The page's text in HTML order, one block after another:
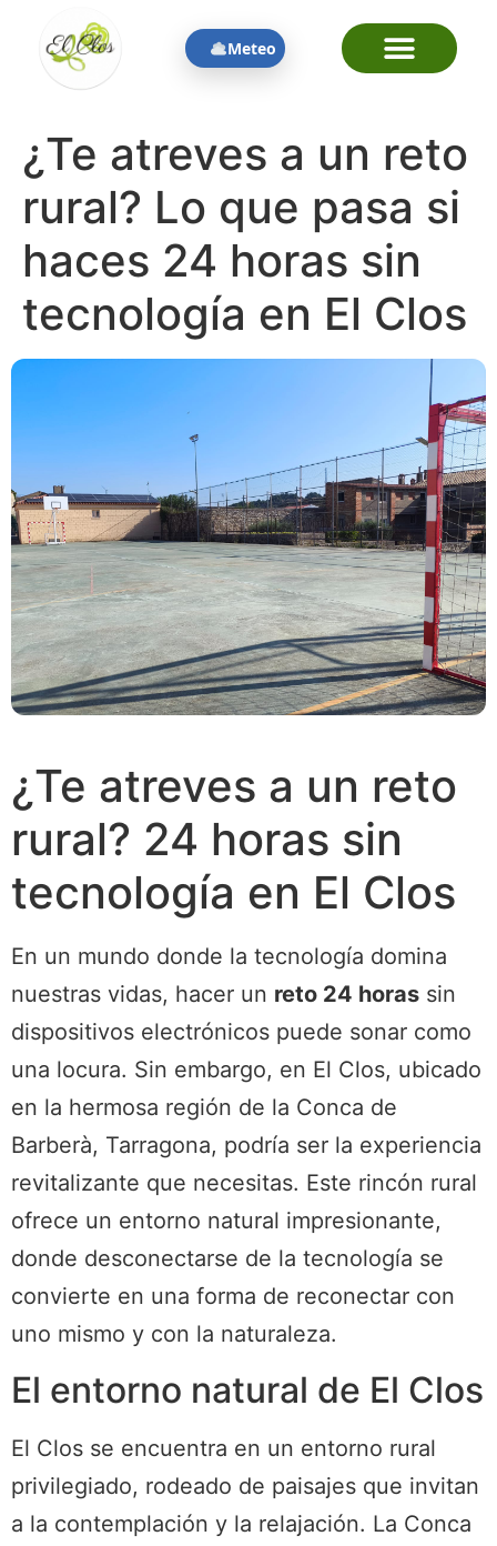
Meteo
¿Te atreves a un reto
rural? Lo que pasa si
haces 24 horas sin
tecnología en El Clos
¿Te atreves a un reto
rural? 24 horas sin
tecnología en El Clos
En un mundo donde la tecnología domina
nuestras vidas, hacer un reto 24 horas sin
dispositivos electrónicos puede sonar como
una locura. Sin embargo, en El Clos, ubicado
en la hermosa región de la Conca de
Barberà, Tarragona, podría ser la experiencia
revitalizante que necesitas. Este rincón rural
ofrece un entorno natural impresionante,
donde desconectarse de la tecnología se
convierte en una forma de reconectar con
uno mismo y con la naturaleza.
El entorno natural de El Clos
El Clos se encuentra en un entorno rural
privilegiado, rodeado de paisajes que invitan
a la contemplación y la relajación. La Conca